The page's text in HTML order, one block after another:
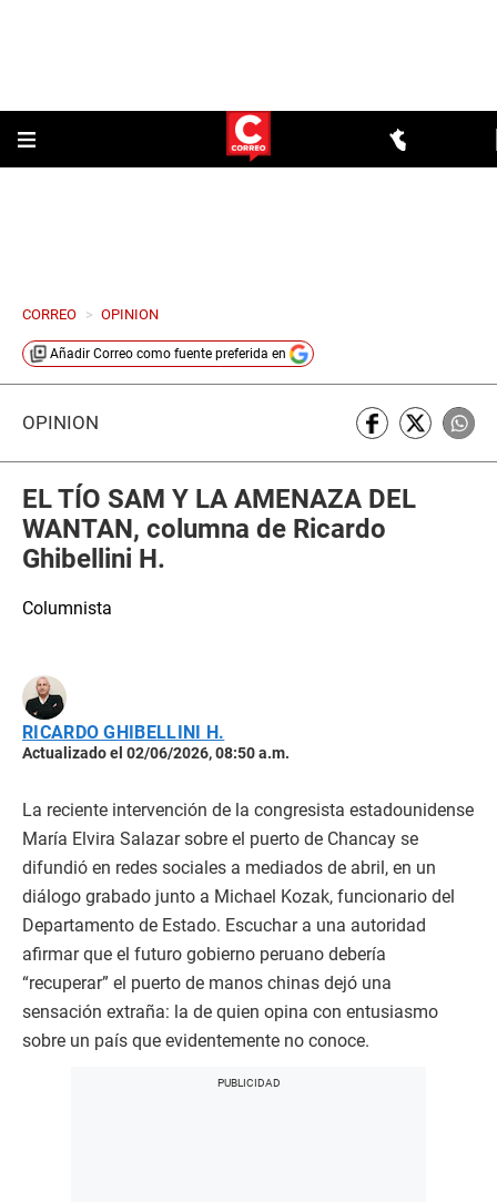
CORREO > OPINION
Añadir Correo como fuente preferida en
OPINIÓN
EL TÍO SAM Y LA AMENAZA DEL
WANTAN, columna de Ricardo
Ghibellini H.
Columnista
RICARDO GHIBELLINI H.
Actualizado el 02/06/2026, 08:50 a.m.
La reciente intervención de la congresista estadounidense
María Elvira Salazar sobre el puerto de Chancay se
difundió en redes sociales a mediados de abril, en un
diálogo grabado junto a Michael Kozak, funcionario del
Departamento de Estado. Escuchar a una autoridad
afirmar que el futuro gobierno peruano debería
“recuperar” el puerto de manos chinas dejó una
sensación extraña: la de quien opina con entusiasmo
sobre un país que evidentemente no conoce.